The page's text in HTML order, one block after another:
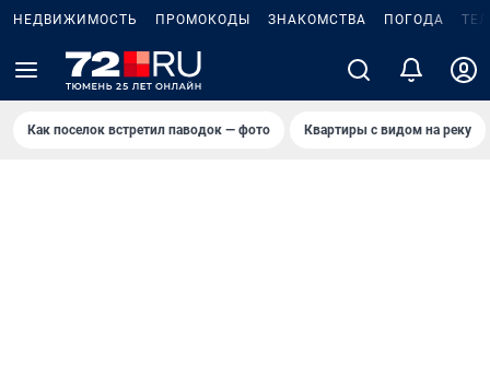
НЕДВИЖИМОСТЬ ПРОМОКОДЫ ЗНАКОМСТВА ПОГОДА
Как поселок встретил паводок — фото Квартиры с видом на реку